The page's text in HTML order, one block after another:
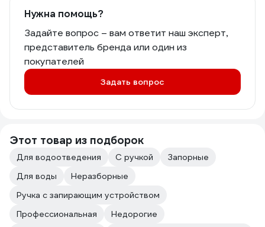
Нужна помощь?
Задайте вопрос – вам ответит наш эксперт,
представитель бренда или один из
покупателей
Задать вопрос
Этот товар из подборок
Для водоотведения С ручкой
Запорные
Для воды
Неразборные
Ручка с запирающим устройством
Профессиональная
Недорогие